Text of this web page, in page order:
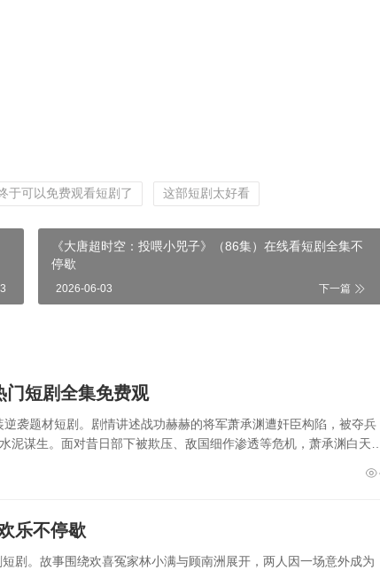
于可以免费观看短剧了 这部短剧太好看
《大唐超时空：投喂小兕子》（86集）在线看短剧全集不
停歇
2026-06-03 下一篇
门短剧全集免费观
袭题材短剧。剧情讲述战功赫赫的将军萧承渊遭奸臣构陷，被夺兵
谋生。面对昔日部下被欺压、敌国细作渗透等危机，萧承渊白天在
乐不停歇
剧。故事围绕欢喜冤家林小满与顾南洲展开，两人因一场意外成为